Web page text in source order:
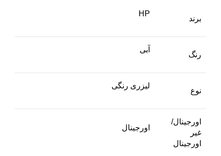
برند
HP
رنگ
آبی
نوع
لیزری رنگی
اورجینال/
غیر
اورجینال
اورجینال